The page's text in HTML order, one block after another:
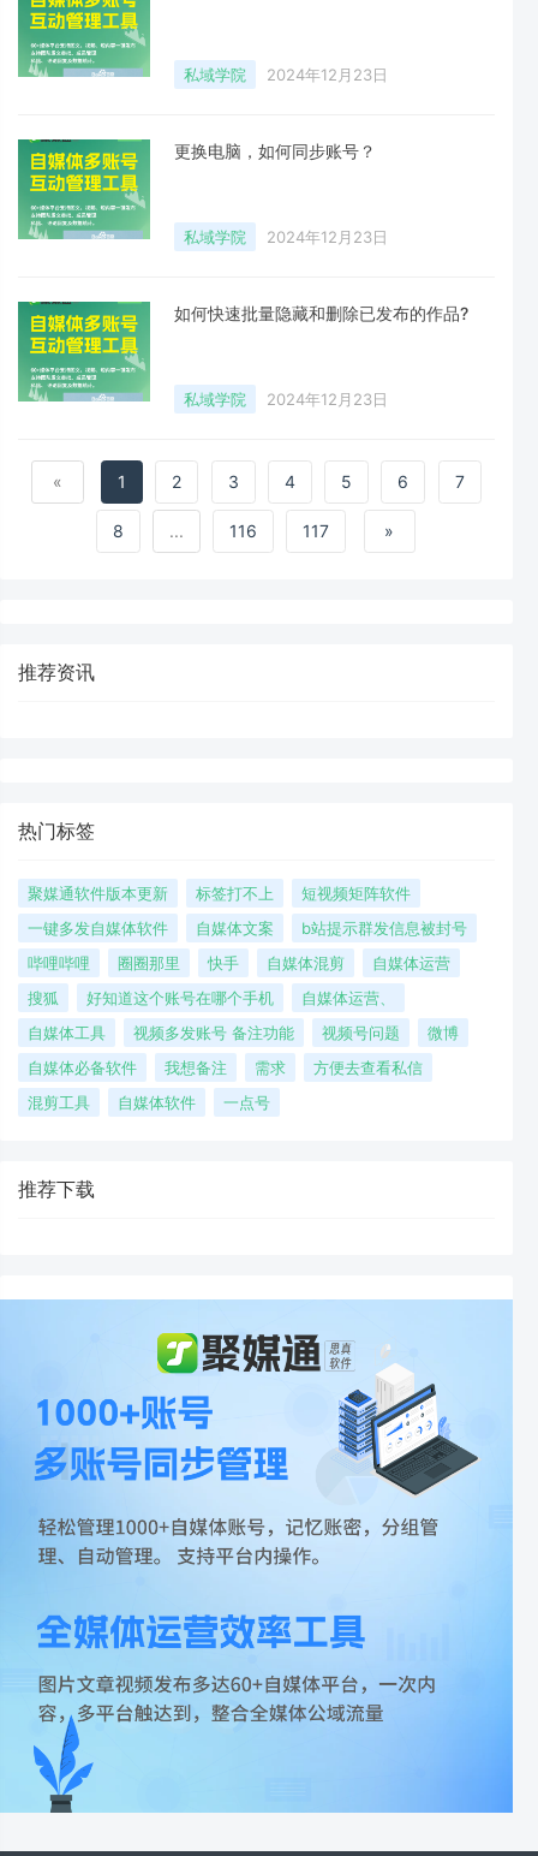
私域学院 2024年12月23日
更换电脑，如何同步账号？
私域学院 2024年12月23日
如何快速批量隐藏和删除已发布的作品?
私域学院 2024年12月23日
« 1 2 3 4 5 6 7
8 ... 116 117 »
推荐资讯
热门标签
聚媒通软件版本更新 标签打不上
短视频矩阵软件
一键多发自媒体软件
自媒体文案
b站提示群发信息被封号
哔哩哔哩
圈圈那里 快手 自媒体混剪
自媒体运营
搜狐
好知道这个账号在哪个手机
自媒体运营、
自媒体工具
视频多发账号 备注功能 视频号问题
微博
自媒体必备软件
我想备注 需求
方便去查看私信
混剪工具
自媒体软件 一点号
推荐下载